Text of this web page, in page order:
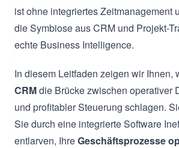
ist ohne integriertes Zeitmanagement
die Symbiose aus CRM und Projekt-
echte Business Intelligence.
In diesem Leitfaden zeigen wir Ihnen,
CRMdie Brücke zwischen operativer
und profitabler Steuerung schlagen.
Sie durch eine integrierte Software
entlarven, IhreGeschäftsprozesse